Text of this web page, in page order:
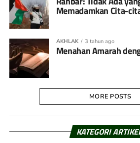
Memadamkan Cita-
AKHLAK 3 tahun ago
Menahan Amarah
MORE POSTS
KATEGORI